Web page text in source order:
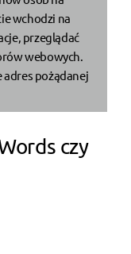
wchodzi na
przeglądać
webowych.
pożądanej
czy